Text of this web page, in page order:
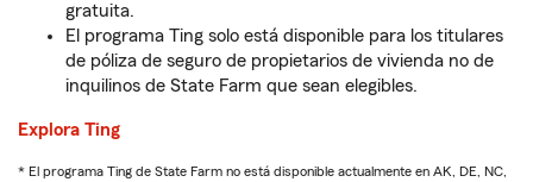
gratuita.
El programa Ting solo está disponible para los titulares
de póliza de seguro de propietarios de vivienda no de
inquilinos de State Farm que sean elegibles.
Explora Ting
* El programa Ting de State Farm no está disponible actualmente en AK, DE, NC,